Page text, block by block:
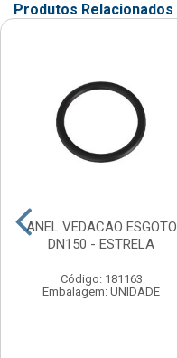
Produtos Relacionados
ANEL VEDACAO ESGOTO
DN150 - ESTRELA
Código: 181163
Embalagem: UNIDADE